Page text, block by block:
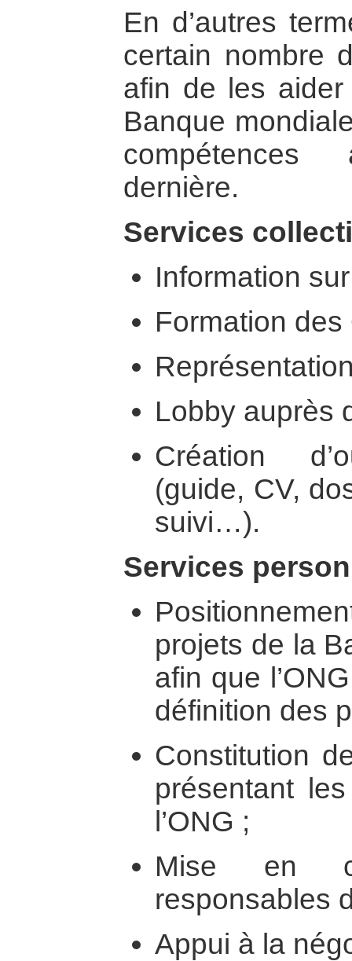
En d’autres
certain nombre
afin de les
Banque
dernière.
Services
Information
Formation des
Lobby auprès
Création
(guide, CV,
suivi…).
Services
projets de la
afin que
définition des
Constitution
présentant
l’ONG ;
Mise en
responsables
Appui à la